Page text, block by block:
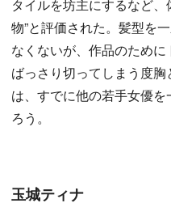
タイルを坊主にするなど
物”と評価された。髪型を
なくないが、作品のため
ばっさり切ってしまう度
は、すでに他の若手女優
ろう。
玉城ティナ